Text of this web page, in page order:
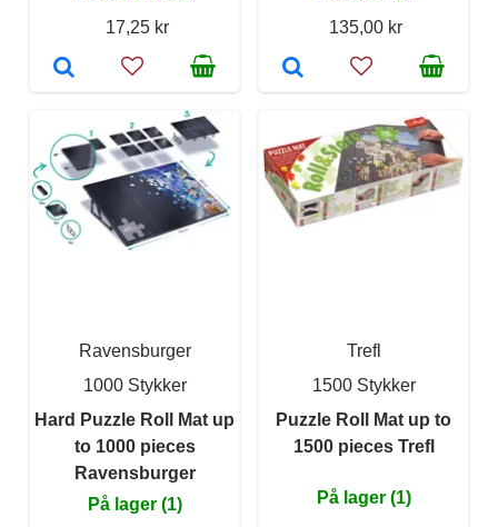
17,25 kr
135,00 kr
Ravensburger
1000 Stykker
Hard Puzzle Roll Mat up
to 1000 pieces
Ravensburger
På lager (1)
Trefl
1500 Stykker
Puzzle Roll Mat up to
1500 pieces Trefl
På lager (1)